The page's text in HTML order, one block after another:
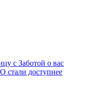
с Заботой о вас
стали доступнее